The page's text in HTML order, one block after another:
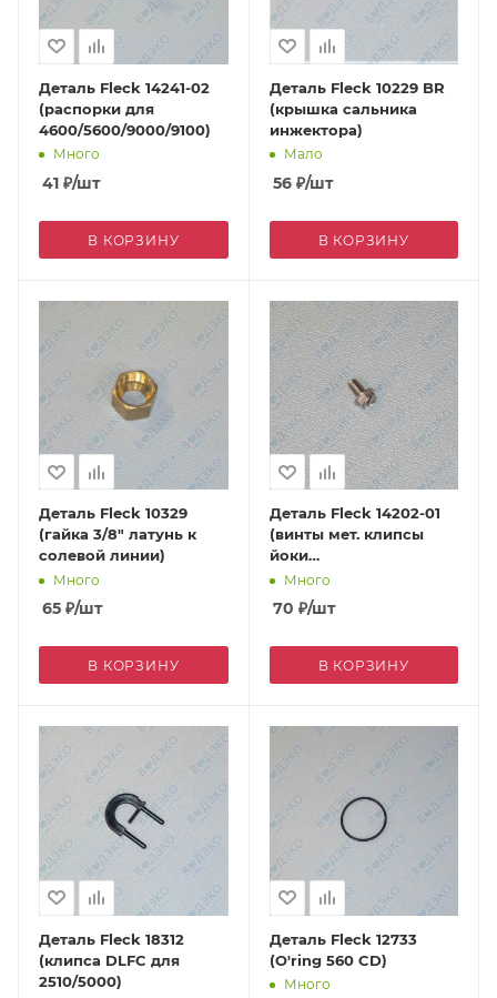
Деталь Fleck 14241-02
(распорки для
4600/5600/9000/9100)
Много
41 ₽/шт
В КОРЗИНУ
Деталь Fleck 10229 BR
(крышка сальника
инжектора)
Мало
56₽/шт
В КОРЗИНУ
Деталь Fleck 10329
(гайка 3/8" латунь к
солевой линии)
Много
65 ₽/шт
В КОРЗИНУ
Деталь Fleck 14202-01
(винты мет. клипсы
йоки
5000,5600,9000,9100)
Много
70 ₽/шт
В КОРЗИНУ
Деталь Fleck 18312
(клипса DLFC для
2510/5000)
Деталь Fleck 12733
(O'ring 560 CD)
Много